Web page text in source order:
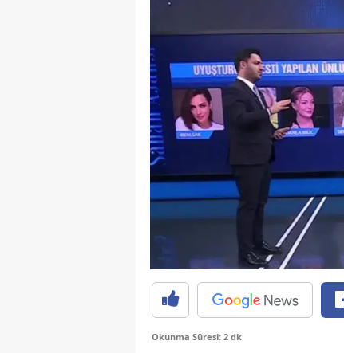
Okunma Süresi: 2 dk